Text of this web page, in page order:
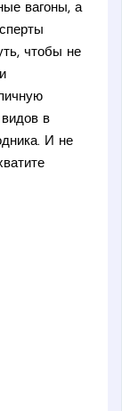
вагоны, а
чтобы не
в
И не